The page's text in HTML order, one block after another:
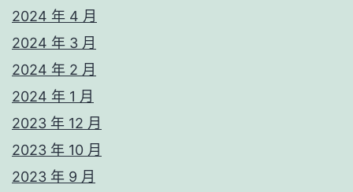
2024 年 4 月
2024 年 3 月
2024 年 2 月
2024 年 1 月
2023 年 12 月
2023 年 10 月
2023 年 9 月